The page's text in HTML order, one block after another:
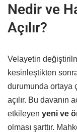
Nedir ve
Açılır?
Velayetin
kesinleştikten
durumunda ortaya
açılır. Bu davanın
etkileyen yeni ve
olması şarttır.